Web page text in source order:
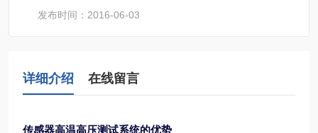
发布时间：2016-06-03
详细介绍 在线留言
传感器高温高压测试系统的优势